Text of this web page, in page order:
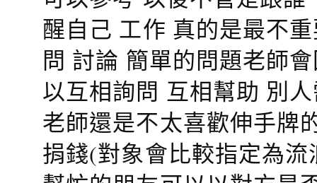
醒自己 工作 真的是最不
問 討論 簡單的問題老師
以互相詢問 互相幫助 別
老師還是不太喜歡伸手牌
捐錢(對象會比較指定為